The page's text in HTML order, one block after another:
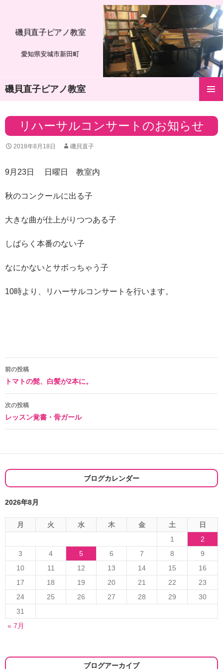
愛知県安城市新田町
磯貝直子ピアノ教室
磯貝直子ピアノ教室
テ
へ
キ
プ
リハーサルコンサートのお知らせ
2018年8月18日 磯貝直子
9月23日 日曜日 教室内
秋のコンクールに出る子
大きな曲が仕上がりつつある子
しばらく本番のない子
なにかないとサボっちゃう子
10時より、リハーサルコンサートを行います。
投
稿
ナ
ビ
ー
シ
ョ
ン
前の投稿
トマトの髭、白髪が2本に。
次の投稿
レッスン覚書・骨ガール
ブログカレンダー
2026年8月
月 火 水 木 金 土
日
1
2
3
4 5 6 7 8
9
10
11 12 13 14 15
16
17
18 19 20 21 22
23
24
25 26 27 28 29
30
31
« 7月
ブログアーカイブ